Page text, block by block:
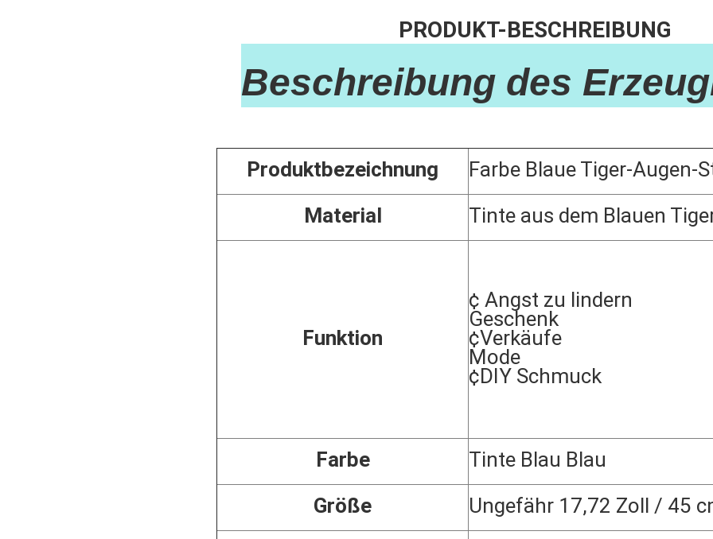
PRODUKT-BESCHREIBUNG
Beschreibung des
Produktbezeichnung
Farbe Blaue Tiger-Augen-
Material
Tinte aus dem Blauen
Funktion
¢ Angst zu lindern
Geschenk
¢Verkäufe
Mode
¢DIY Schmuck
Farbe
Tinte Blau Blau
Größe
Ungefähr 17,72 Zoll / 45